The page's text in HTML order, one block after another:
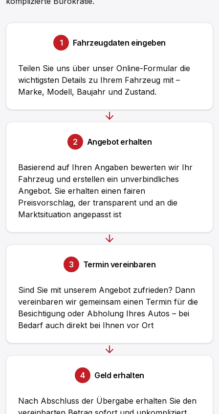
1 Fahrzeugdaten eingeben
Teilen Sie uns über unser Online-Formular die
wichtigsten Details zu Ihrem Fahrzeug mit –
Marke, Modell, Baujahr und Zustand.
2 Angebot erhalten
Basierend auf Ihren Angaben bewerten wir Ihr
Fahrzeug und erstellen ein unverbindliches
Angebot. Sie erhalten einen fairen
Preisvorschlag, der transparent und an die
Marktsituation angepasst ist
3 Termin vereinbaren
Sind Sie mit unserem Angebot zufrieden? Dann
vereinbaren wir gemeinsam einen Termin für die
Besichtigung oder Abholung Ihres Autos – bei
Bedarf auch direkt bei Ihnen vor Ort
4 Geld erhalten
Nach Abschluss der Übergabe erhalten Sie den